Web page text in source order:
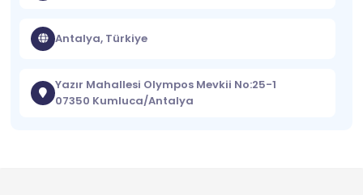
Antalya, Türkiye
Yazır Mahallesi Olympos Mevkii No:25-1
07350 Kumluca/Antalya